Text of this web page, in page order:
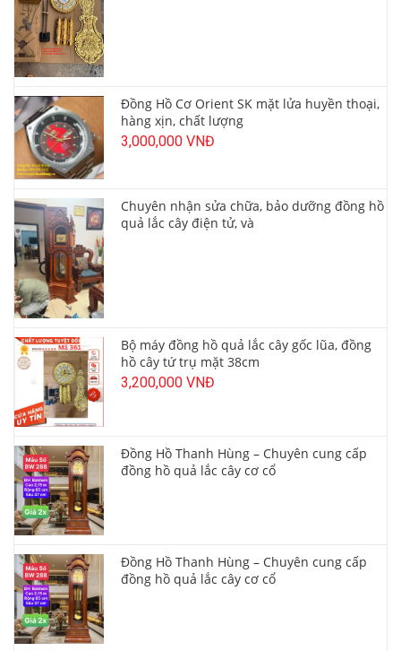
Đồng Hồ Cơ Orient SK mặt lửa huyền thoại,
hàng xịn, chất lượng
3,000,000 VNĐ
Chuyên nhận sửa chữa, bảo dưỡng đồng hồ
quả lắc cây điện tử, và
Bộ máy đồng hồ quả lắc cây gốc lũa, đồng
hồ cây tứ trụ mặt 38cm
3,200,000 VNĐ
Đồng Hồ Thanh Hùng – Chuyên cung cấp
đồng hồ quả lắc cây cơ cổ
Đồng Hồ Thanh Hùng – Chuyên cung cấp
đồng hồ quả lắc cây cơ cổ